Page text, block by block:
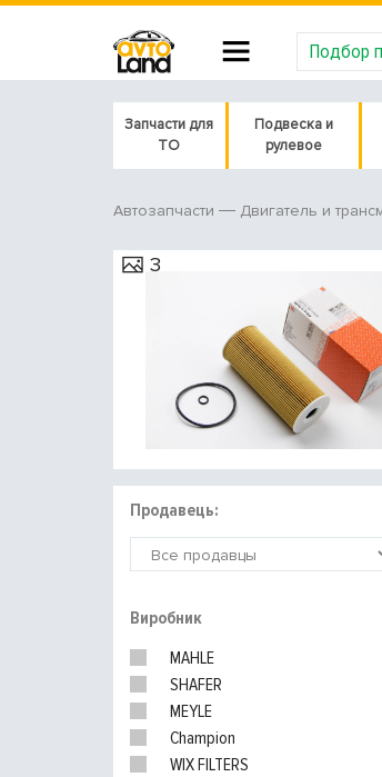
Подбор
Запчасти для
ТО
Подвеска и
рулевое
Автозапчасти Двигатель и
3
Продавець:
Виробник
MAHLE
SHAFER
MEYLE
Champion
WIX FILTERS